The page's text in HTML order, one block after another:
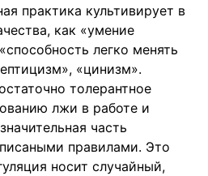
практика культивирует в
как «умение
легко менять
«цинизм».
толерантное
лжи в работе и
часть
правилами. Это
носит случайный,